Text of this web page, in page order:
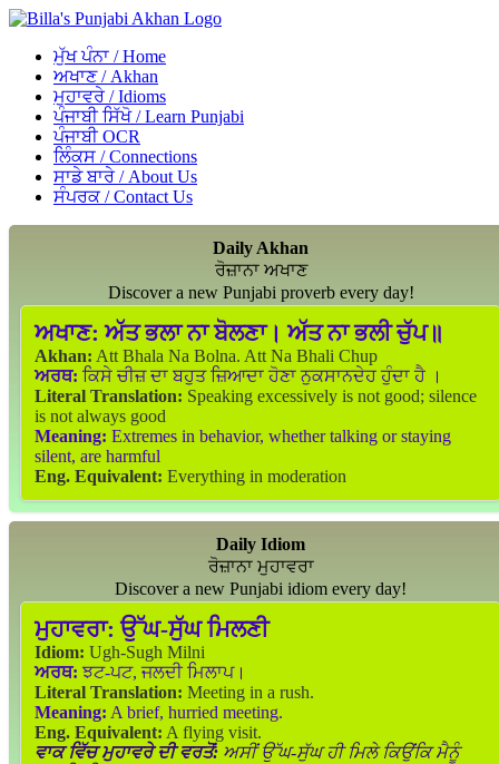
ਮੁੱਖ ਪੰਨਾ / Home
ਅਖਾਣ / Akhan
ਮੁਹਾਵਰੇ / Idioms
ਪੰਜਾਬੀ ਸਿੱਖੋ / Learn Punjabi
ਪੰਜਾਬੀ OCR
ਲਿੰਕਸ / Connections
ਸਾਡੇ ਬਾਰੇ / About Us
ਸੰਪਰਕ / Contact Us
Daily Akhan
ਰੋਜ਼ਾਨਾ ਅਖਾਣ
Discover a new Punjabi proverb every day!
ਅਖਾਣ: ਅੱਤ ਭਲਾ ਨਾ ਬੋਲਣਾ। ਅੱਤ ਨਾ ਭਲੀ ਚੁੱਪ॥
Akhan: Att Bhala Na Bolna. Att Na Bhali Chup
ਅਰਥ: ਕਿਸੇ ਚੀਜ਼ ਦਾ ਬਹੁਤ ਜ਼ਿਆਦਾ ਹੋਣਾ ਨੁਕਸਾਨਦੇਹ ਹੁੰਦਾ ਹੈ ।
Literal Translation: Speaking excessively is not good; silence
is not always good
Meaning: Extremes in behavior, whether talking or staying
silent, are harmful
Eng. Equivalent: Everything in moderation
Daily Idiom
ਰੋਜ਼ਾਨਾ ਮੁਹਾਵਰਾ
Discover a new Punjabi idiom every day!
ਮੁਹਾਵਰਾ: ਉੱਘ-ਸੁੱਘ ਮਿਲਣੀ
Idiom: Ugh-Sugh Milni
ਅਰਥ: ਝਟ-ਪਟ, ਜਲਦੀ ਮਿਲਾਪ।
Literal Translation: Meeting in a rush.
Meaning: A brief, hurried meeting.
Eng. Equivalent: A flying visit.
ਵਾਕ ਵਿੱਚ ਮੁਹਾਵਰੇ ਦੀ ਵਰਤੋਂ: ਅਸੀਂ ਉੱਘ-ਸੁੱਘ ਹੀ ਮਿਲੇ ਕਿਉਂਕਿ ਮੈਨੂੰ